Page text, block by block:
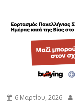
6 Μαρτίου, 2026